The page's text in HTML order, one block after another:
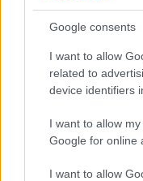
Google consents
I want to allow
related to
device identifiers
I want to allow
Google for online
I want to allow
Πηγή:zarpanews,